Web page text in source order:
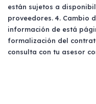
están sujetos a
proveedores. 4. Cambio
información de está
formalización del
consulta con tu asesor